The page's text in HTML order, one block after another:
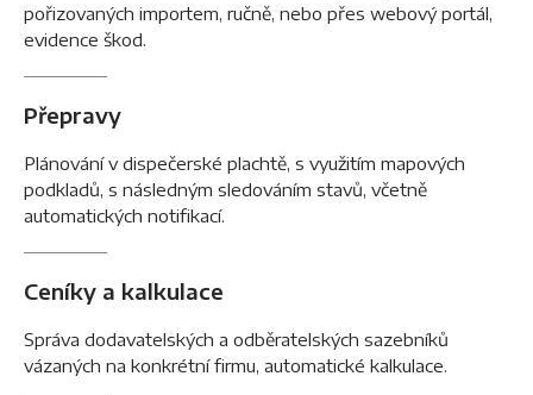
pořizovaných importem, ručně, nebo přes webový portál,
evidence škod.
Přepravy
Plánování v dispečerské plachtě, s využitím mapových
podkladů, s následným sledováním stavů, včetně
automatických notifikací.
Ceníky a kalkulace
Správa dodavatelských a odběratelských sazebníků
vázaných na konkrétní firmu, automatické kalkulace.